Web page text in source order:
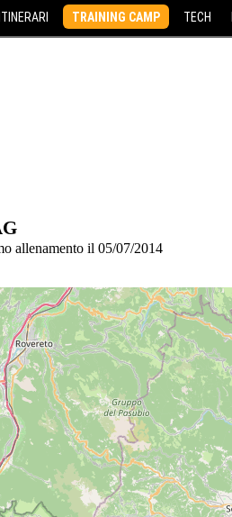
ITINERARI TRAINING CAMP TECH
allenamento il 05/07/2014